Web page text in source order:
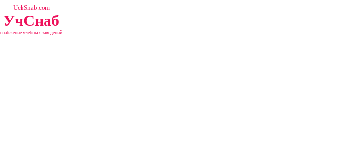
UchSnab.com
УчСнаб
снабжение учебных заведений